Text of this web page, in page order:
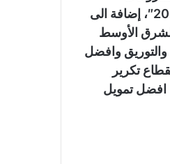
والتمويل الهيكلي، “افضل بنك في مجال التوريق في منطقه الشرق الأوسط لعام 2023″، إضافة الى
الأوسط
والتوريق وافضل
تكرير
افضل تمويل